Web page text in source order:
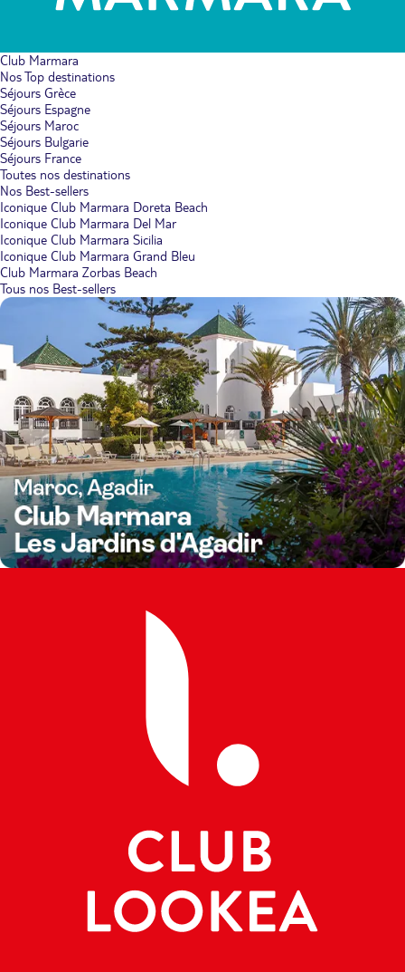
Club Marmara
Nos Top destinations
Séjours Grèce
Séjours Espagne
Séjours Maroc
Séjours Bulgarie
Séjours France
Toutes nos destinations
Nos Best-sellers
Iconique Club Marmara Doreta Beach
Iconique Club Marmara Del Mar
Iconique Club Marmara Sicilia
Iconique Club Marmara Grand Bleu
Club Marmara Zorbas Beach
Tous nos Best-sellers